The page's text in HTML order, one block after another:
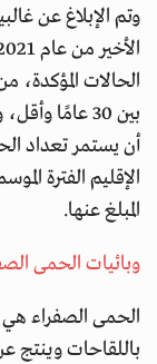
وتم الإبلاغ عن
أن يستمر تعداد
الإقليم الفترة
المبلغ عنها.
وبائيات الحمى
الحمى الصفراء